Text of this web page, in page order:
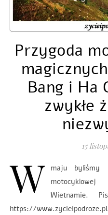
Przygoda
Bang i Ha
zwykłe
15
W
maju byliśmy
Wietnamie.
https://